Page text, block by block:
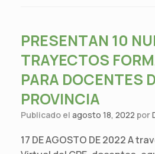
PRESENTAN 10
TRAYECTOS
PARA DOCENTES
PROVINCIA
Publicado el agosto 18, 2022 por
17 DE AGOSTO DE 2022 A